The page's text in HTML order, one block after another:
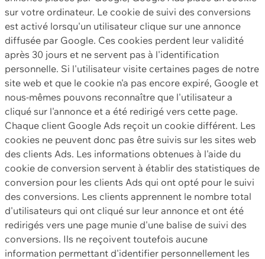
sur votre ordinateur. Le cookie de suivi des conversions
est activé lorsqu'un utilisateur clique sur une annonce
diffusée par Google. Ces cookies perdent leur validité
après 30 jours et ne servent pas à l'identification
personnelle. Si l'utilisateur visite certaines pages de notre
site web et que le cookie n'a pas encore expiré, Google et
nous-mêmes pouvons reconnaître que l'utilisateur a
cliqué sur l'annonce et a été redirigé vers cette page.
Chaque client Google Ads reçoit un cookie différent. Les
cookies ne peuvent donc pas être suivis sur les sites web
des clients Ads. Les informations obtenues à l'aide du
cookie de conversion servent à établir des statistiques de
conversion pour les clients Ads qui ont opté pour le suivi
des conversions. Les clients apprennent le nombre total
d'utilisateurs qui ont cliqué sur leur annonce et ont été
redirigés vers une page munie d'une balise de suivi des
conversions. Ils ne reçoivent toutefois aucune
information permettant d'identifier personnellement les